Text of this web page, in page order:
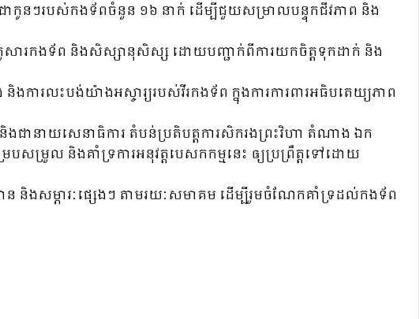
កូនៗរបស់កងទ័ពចំនួន ១៦ នាក់ ដើម្បីជួយសម្រាលបន្ទុកជីវភាព និង
សារកងទ័ព និងសិស្សានុសិស្ស ដោយបញ្ជាក់ពីការយកចិត្តទុកដាក់ និង
ការលះបង់យ៉ាងអស្ចារ្យរបស់វីរកងទ័ព ក្នុងការការពារអធិបតេយ្យភាព
ជានាយសេនាធិការ តំបន់ប្រតិបត្តការសិករងព្រះវិហា តំណាង ឯក
បសម្រួល និងគាំទ្រការអនុវត្តបេសកកម្មនេះ ឲ្យប្រព្រឹត្តទៅដោយ
ងសម្ភារៈផ្សេងៗ តាមរយៈសមាគម ដើម្បីរួមចំណែកគាំទ្រដល់កងទ័ព